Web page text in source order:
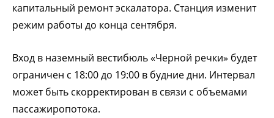
капитальный ремонт эскалатора. Станция изменит
режим работы до конца сентября.
Вход в наземный вестибюль «Черной речки» будет
ограничен с 18:00 до 19:00 в будние дни. Интервал
может быть скорректирован в связи с объемами
пассажиропотока.